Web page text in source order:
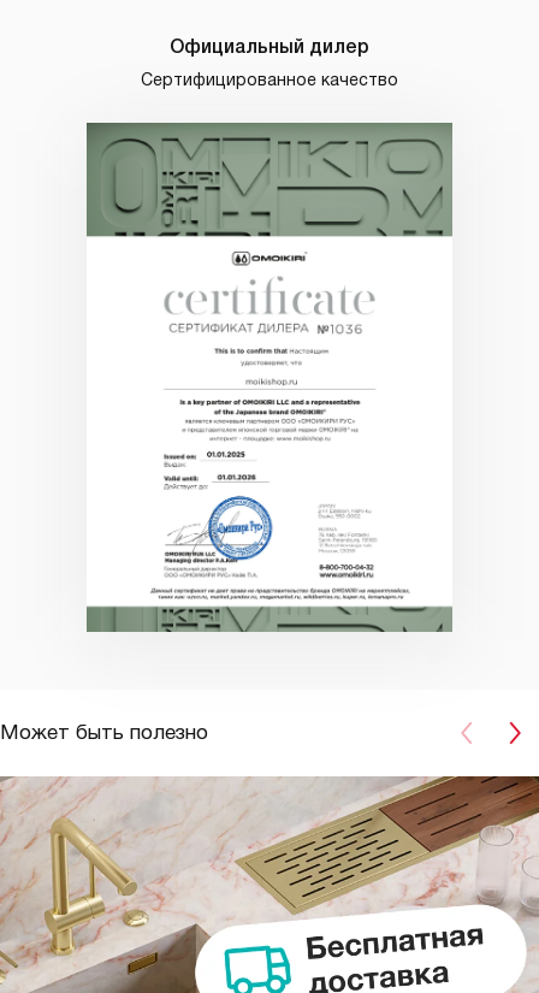
Официальный дилер
Сертифицированное качество
Может быть полезно